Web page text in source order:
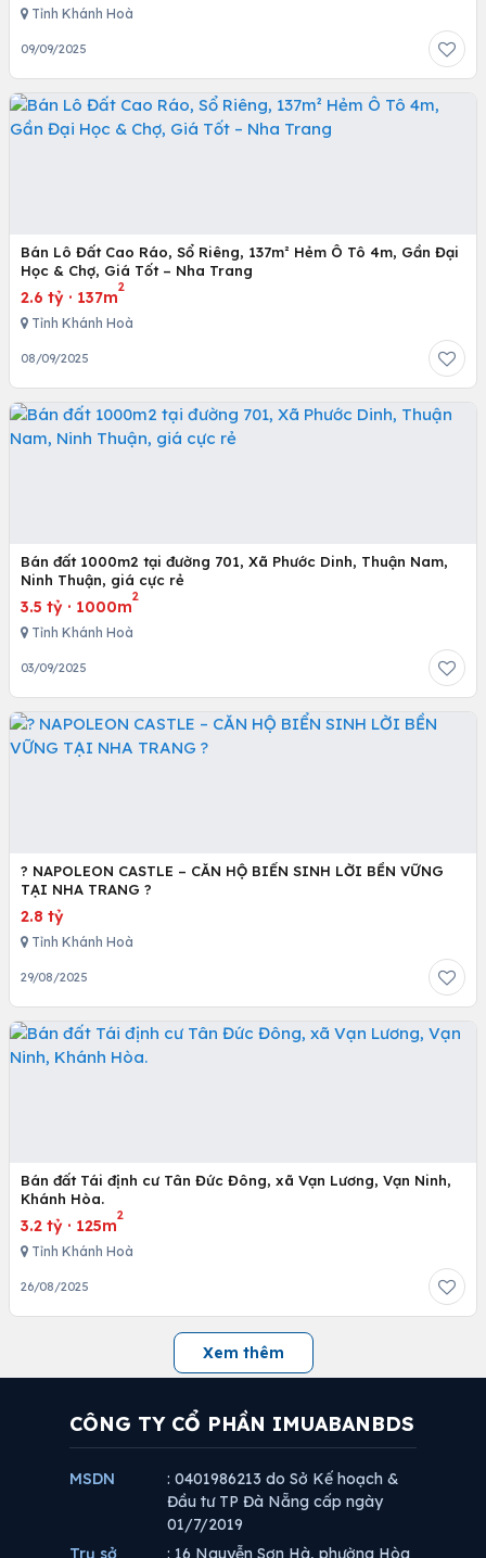
Tỉnh Khánh Hoà
09/09/2025
Bán Lô Đất Cao Ráo, Sổ Riêng, 137m² Hẻm Ô Tô 4m, Gần Đại
Học & Chợ, Giá Tốt – Nha Trang
2.6 tỷ · 137m
2
Tỉnh Khánh Hoà
08/09/2025
Bán đất 1000m2 tại đường 701, Xã Phước Dinh, Thuận Nam,
Ninh Thuận, giá cực rẻ
3.5 tỷ · 1000m
2
Tỉnh Khánh Hoà
03/09/2025
? NAPOLEON CASTLE – CĂN HỘ BIỂN SINH LỜI BỀN VỮNG
TẠI NHA TRANG ?
2.8 tỷ
Tỉnh Khánh Hoà
29/08/2025
Bán đất Tái định cư Tân Đức Đông, xã Vạn Lương, Vạn Ninh,
Khánh Hòa.
3.2 tỷ · 125m
2
Tỉnh Khánh Hoà
26/08/2025
Xem thêm
CÔNG TY CỔ PHẦN IMUABANBDS
MSDN
: 0401986213 do Sở Kế hoạch &
Đầu tư TP Đà Nẵng cấp ngày
01/7/2019
Trụ sở
: 16 Nguyễn Sơn Hà, phường Hòa